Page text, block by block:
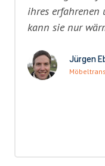
ihres erfahrenen
kann sie nur
Jürgen